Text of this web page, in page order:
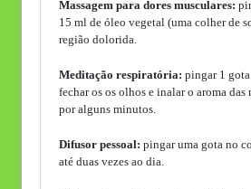
Massagem para dores musculares:
15 ml de óleo vegetal (uma colher de
região dolorida.
Meditação respiratória: pingar 1
fechar os os olhos e inalar o aroma das
por alguns minutos.
Difusor pessoal: pingar uma gota no
até duas vezes ao dia.